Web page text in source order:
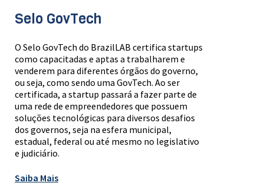
Selo GovTech
O Selo GovTech do BrazilLAB certifica startups
como capacitadas e aptas a trabalharem e
venderem para diferentes órgãos do governo,
ou seja, como sendo uma GovTech. Ao ser
certificada, a startup passará a fazer parte de
uma rede de empreendedores que possuem
soluções tecnológicas para diversos desafios
dos governos, seja na esfera municipal,
estadual, federal ou até mesmo no legislativo
e judiciário.
Saiba Mais